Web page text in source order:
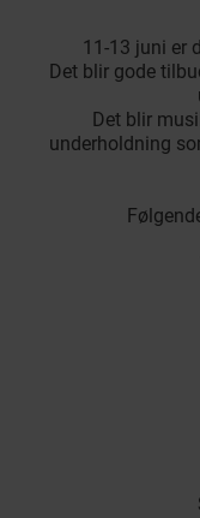
11-13 juni er
Det blir gode
Det blir
underholdning